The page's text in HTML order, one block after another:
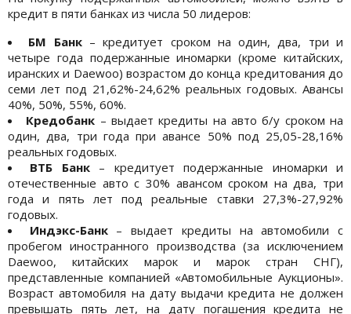
кредит в пяти банках из числа 50 лидеров:
БМ Банк– кредитует сроком на один, два, три и
четыре года подержанные иномарки (кроме китайских,
иранских и Daewoo) возрастом до конца кредитования до
семи лет под 21,62%-24,62% реальных годовых. Авансы
40%, 50%, 55%, 60%.
Кредобанк – выдает кредиты на авто б/у сроком на
один, два, три года при авансе 50% под 25,05-28,16%
реальных годовых.
ВТБ Банк– кредитует подержанные иномарки и
отечественные авто с 30% авансом сроком на два, три
года и пять лет под реальные ставки 27,3%-27,92%
годовых.
Индэкс-Банк– выдает кредиты на автомобили с
пробегом иностранного производства (за исключением
Daewoo, китайских марок и марок стран СНГ),
представленные компанией «Автомобильные Аукционы».
Возраст автомобиля на дату выдачи кредита не должен
превышать пять лет, на дату погашения кредита не